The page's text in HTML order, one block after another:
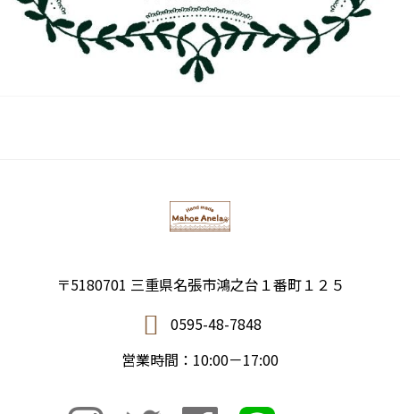
〒5180701 三重県名張市鴻之台１番町１２５
0595-48-7848
営業時間：10:00－17:00